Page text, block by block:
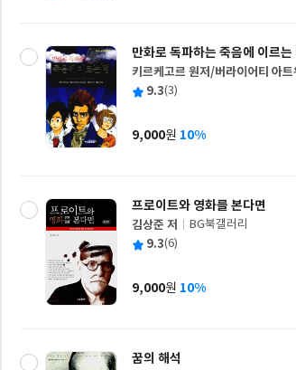
만화로 독파하는 죽음에 이르는
글
쓴
키르케고르 원저/버라이어티 아
출
사
평 9.3(3)
가
9,000원 10%
프로이트와 영화를 본다면
글
쓴
김상준 저
출
사
BG북갤러리
평 9.3(6)
가
9,000원 10%
꿈의 해석